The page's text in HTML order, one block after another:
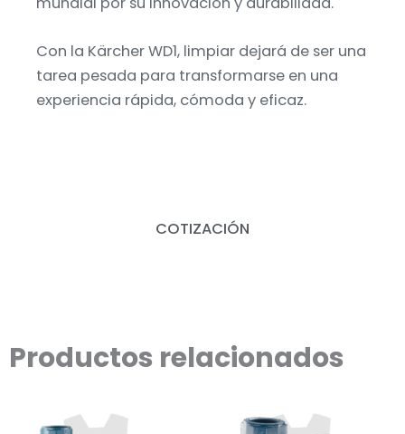
COTIZACIÓN
Con la Kärcher WD1, limpiar dejará de ser una
tarea pesada para transformarse en una
experiencia rápida, cómoda y eficaz.
Productos relacionados